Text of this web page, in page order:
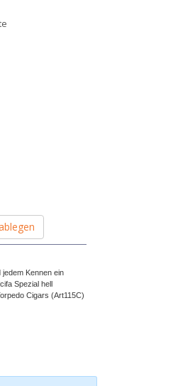
Kennen ein
Spezial hell
Cigars (Art115C)